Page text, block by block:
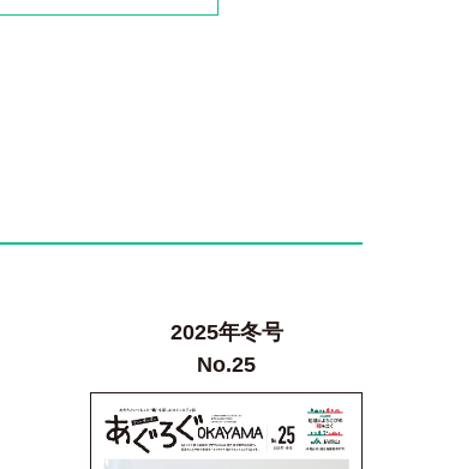
2025年冬号
No.25